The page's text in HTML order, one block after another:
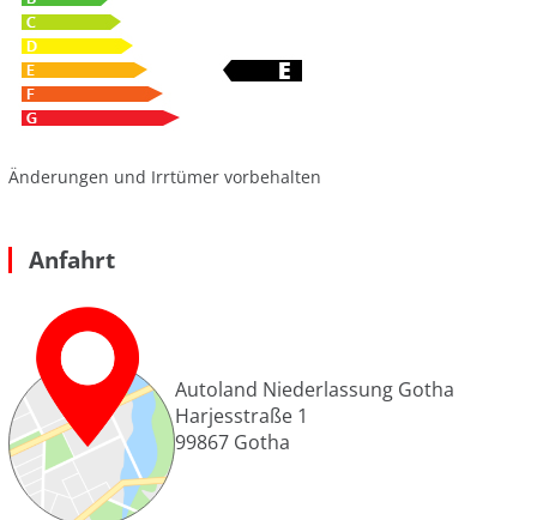
Änderungen und Irrtümer vorbehalten
Anfahrt
Autoland Niederlassung Gotha
Harjesstraße 1
99867 Gotha